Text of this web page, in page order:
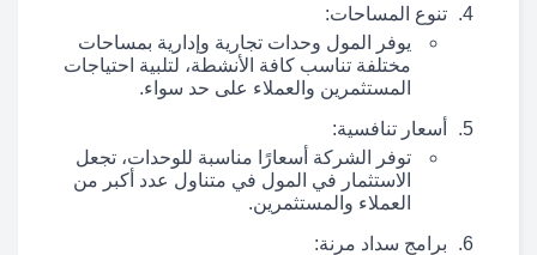
تنوع المساحات:
يوفر المول وحدات تجارية وإدارية بمساحات
مختلفة تناسب كافة الأنشطة، لتلبية احتياجات
المستثمرين والعملاء على حد سواء.
أسعار تنافسية:
توفر الشركة أسعارًا مناسبة للوحدات، تجعل
الاستثمار في المول في متناول عدد أكبر من
العملاء والمستثمرين.
برامج سداد مرنة: